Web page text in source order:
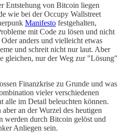
Entstehung von Bitcoin liegen
wie bei der Occupy Wallstreet
Manifesto festgehalten,
mit Code zu lösen und nicht
anders und vielleicht etwas
und schreit nicht nur laut. Aber
gleichen, nur der Weg zur "Lösung"
Finanzkrise zu Grunde und was
vieler verschiedenen
alle im Detail beleuchten können.
an der Wurzel des heutigen
werden durch Bitcoin gelöst und
Anliegen sein.